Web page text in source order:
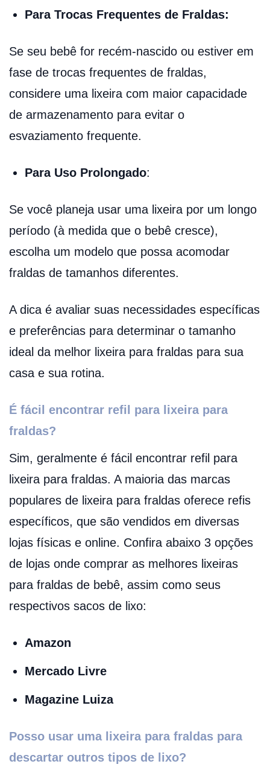
Para Trocas Frequentes de Fraldas:
Se seu bebê for recém-nascido ou estiver em
fase de trocas frequentes de fraldas,
considere uma lixeira com maior capacidade
de armazenamento para evitar o
esvaziamento frequente.
Para Uso Prolongado:
Se você planeja usar uma lixeira por um longo
período (à medida que o bebê cresce),
escolha um modelo que possa acomodar
fraldas de tamanhos diferentes.
A dica é avaliar suas necessidades específicas
e preferências para determinar o tamanho
ideal da melhor lixeira para fraldas para sua
casa e sua rotina.
É fácil encontrar refil para lixeira para
fraldas?
Sim, geralmente é fácil encontrar refil para
lixeira para fraldas. A maioria das marcas
populares de lixeira para fraldas oferece refis
específicos, que são vendidos em diversas
lojas físicas e online. Confira abaixo 3 opções
de lojas onde comprar as melhores lixeiras
para fraldas de bebê, assim como seus
respectivos sacos de lixo:
Amazon
Mercado Livre
Magazine Luiza
Posso usar uma lixeira para fraldas para
descartar outros tipos de lixo?